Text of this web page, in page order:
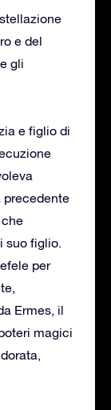
e del
gli
e figlio di
precedente
suo figlio.
per
Ermes, il
magici